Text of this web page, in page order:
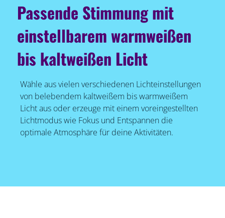
Passende Stimmung mit
einstellbarem warmweißen
bis kaltweißen Licht
Wähle aus vielen verschiedenen Lichteinstellungen
von belebendem kaltweißem bis warmweißem
Licht aus oder erzeuge mit einem voreingestellten
Lichtmodus wie Fokus und Entspannen die
optimale Atmosphäre für deine Aktivitäten.